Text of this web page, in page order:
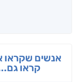
בפנוכו
חני שאטן